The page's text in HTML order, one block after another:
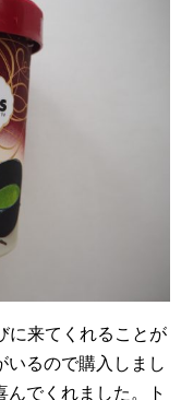
に来てくれることが
いるので購入しまし
んでくれました。ト